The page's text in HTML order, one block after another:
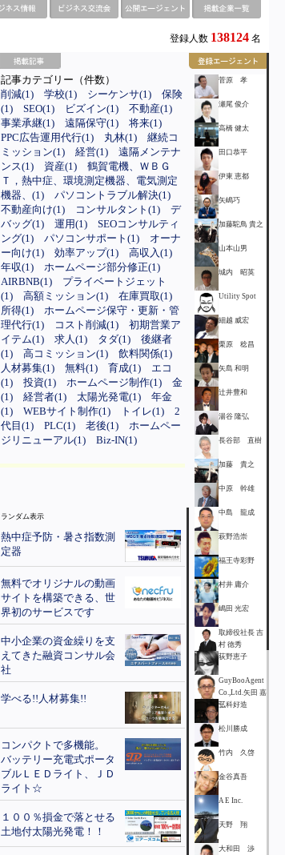
登録人数 138124 名
記事カテゴリー（件数）
削減(1)
学校(1) シーケンサ(1)
保険
(1)
SEO(1) ビズイン(1)
不動産(1)
事業承継(1)
遠隔保守(1)
将来(1)
PPC広告運用代行(1)
丸林(1)
継続コ
ミッション(1)
経営(1)
遠隔メンテナ
ンス(1)
資産(1)
鶴賀電機、ＷＢＧ
Ｔ，熱中症、環境測定機器、電気測定
機器、(1)
パソコントラブル解決(1)
不動産向け(1)
コンサルタント(1)
デ
バッグ(1)
運用(1)
SEOコンサルティ
ング(1)
パソコンサポート(1)
オーナ
ー向け(1)
効率アップ(1)
高収入(1)
年収(1)
ホームページ部分修正(1)
AIRBNB(1)
プライベートジェット
(1)
高額ミッション(1)
在庫買取(1)
所得(1)
ホームページ保守・更新・管
理代行(1)
コスト削減(1)
初期営業ア
イテム(1)
求人(1) タダ(1)
後継者
(1)
高コミッション(1)
飲料関係(1)
人材募集(1)
無料(1) 育成(1)
エコ
(1)
投資(1) ホームページ制作(1)
金
(1)
経営者(1) 太陽光発電(1)
年金
(1)
WEBサイト制作(1) トイレ(1)
2
代目(1)
PLC(1) 老後(1)
ホームペー
ジリニューアル(1)
Biz-IN(1)
ランダム表示
熱中症予防・暑さ指数測
定器
無料でオリジナルの動画
サイトを構築できる、世
界初のサービスです
中小企業の資金繰りを支
えてきた融資コンサル会
社
学べる!!人材募集!!
コンパクトで多機能。
バッテリー充電式ポータ
ブルＬＥＤライト、ＪＤ
ライト☆
１００％損金で落とせる
土地付太陽光発電！！
菅原 孝
瀬尾 俊介
高橋 健太
田口恭平
伊東 恵都
矢嶋巧
加藤駝鳥 貴之
山本山男
城内 昭英
Utility Spot
細越 威宏
栗原 稔昌
矢島 和明
辻井豊和
湯谷 隆弘
長谷部 直樹
加藤 貴之
中原 幹雄
中島 龍成
萩野浩崇
福王寺彩野
村井 庸介
嶋田 光宏
取締役社長 吉
村 徳秀
荻野恵子
GuyBooAgent
Co.,Ltd.矢田 嘉
弘
三科好造
松川勝成
竹内 久啓
金谷真吾
A E Inc.
天野 翔
大和田 渉